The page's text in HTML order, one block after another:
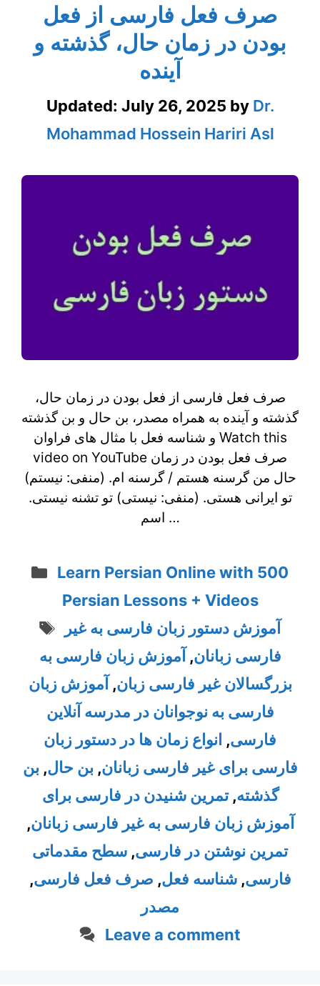
صرف فعل فارسی از فعل
بودن در زمان حال، گذشته و
آینده
Updated: July 26, 2025 by Dr.
Mohammad Hossein Hariri Asl
صرف فعل فارسی از فعل بودن در زمان حال،
گذشته و آینده به همراه مصدر، بن حال و بن گذشته
و شناسه فعل با مثال های فراوان Watch this
video on YouTube صرف فعل بودن در زمان
حال من گرسنه هستم / گرسنه ام. (منفی: نیستم)
تو ایرانی هستی. (منفی: نیستی) تو تشنه نیستی.
اسم …
Categories
Learn Persian Online with 500
Persian Lessons + Videos
Tags
آموزش دستور زبان فارسی به غیر
فارسی زبانان, آموزش زبان فارسی به
بزرگسالان غیر فارسی زبان, آموزش زبان
فارسی به نوجوانان در مدرسه آنلاین
فارسی, انواع زمان ها در دستور زبان
فارسی برای غیر فارسی زبانان,بن حال,بن
گذشته,تمرین شنیدن در فارسی برای
آموزش زبان فارسی به غیر فارسی زبانان,
تمرین نوشتن در فارسی, سطح مقدماتی
فارسی,شناسه فعل, صرف فعل فارسی,
مصدر
Leave a comment